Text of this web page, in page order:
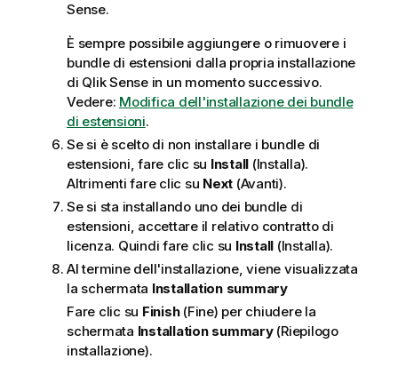
e
n
t
o
Sense.
È sempre possibile aggiungere o rimuovere i
bundle di estensioni dalla propria installazione
di Qlik Sensein un momento successivo.
Vedere: Modifica dell'installazione dei bundle
di estensioni.
Se si è scelto di non installare i bundle di
estensioni, fare clic su Install (Installa).
Altrimenti fare clic su Next (Avanti).
Se si sta installando uno dei bundle di
estensioni, accettare il relativo contratto di
licenza. Quindi fare clic su Install (Installa).
Al termine dell'installazione, viene visualizzata
la schermata Installation summary
Fare clic su Finish(Fine) per chiudere la
schermata Installation summary(Riepilogo
installazione).